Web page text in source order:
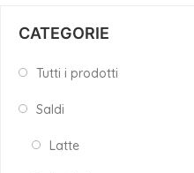
CATEGORIE
Tutti i prodotti
Saldi
Latte